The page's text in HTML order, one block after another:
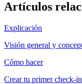
Artículos
Explicación
Visión general y
Cómo hacer
Crear tu primer check-in